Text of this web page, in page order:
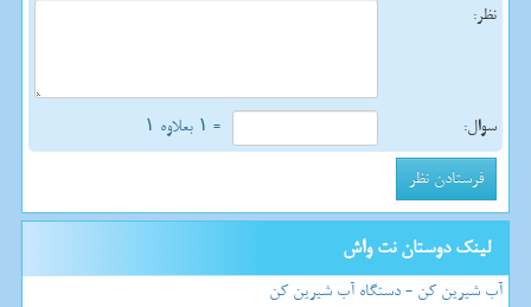
نظر:
سوال: = ۱ بعلاوه ۱
لینک دوستان نت واش
آب شیرین کن - دستگاه آب شیرین کن